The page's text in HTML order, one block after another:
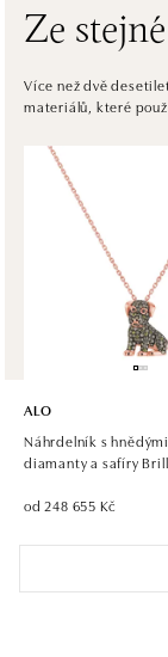
HALADA
Ivanská cesta
tel.: +421 917
Halada
Einsteinova
tel.: +421 917
dnes
Ze
Více než dvě
materiálů, které
ALO
Náhrdelník s
diamanty a safíry
od 248 655 Kč